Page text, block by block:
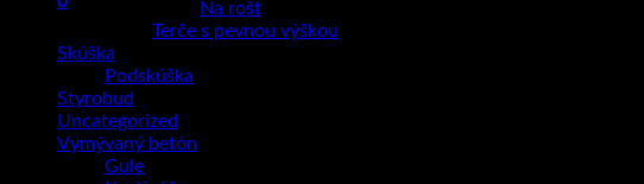
Žiadne produkty v košíku.
Na rošt
Terče s pevnou výškou
Skúška
Podskúška
Styrobud
Uncategorized
Vymývaný betón
Gule